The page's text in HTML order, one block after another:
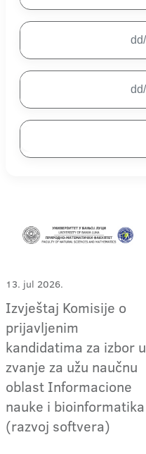
13. jul 2026.
Izvještaj Komisije o
prijavljenim
kandidatima za izbor u
zvanje za užu naučnu
oblast Informacione
nauke i bioinformatika
(razvoj softvera)